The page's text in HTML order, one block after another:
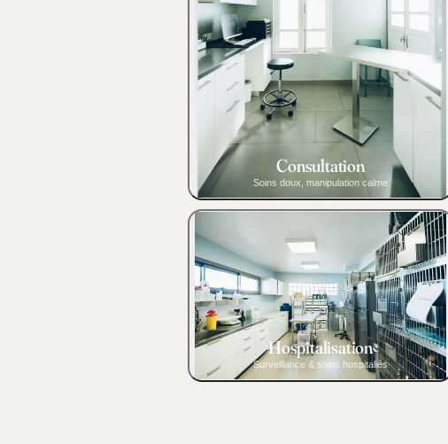
Consultation
Soins doux, manipulation calme
Hospitalisation
Surveillance & soins hospitaliés